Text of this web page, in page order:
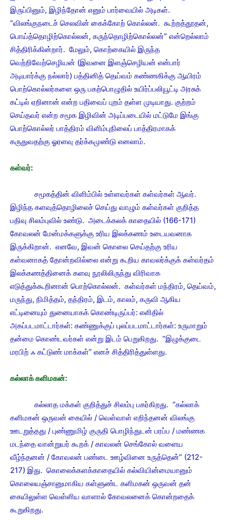
இருப்பினும், இழிந்தோன் எனும் பார்வையில் அடிகள்.
“விலங்குநடைச் செலவின் கைக்கோற் கொல்லன். கூற்றத்தூதன்,
பொய்த்தொழிற்கொல்லன், கருந்தொழிற்கொல்லன்” என்றெல்லாம்
சித்திரிக்கின்றார். மேலும், கொற்கையில் இருந்த
வெற்றிவேற்செழியன் (இவனை இளஞ்செழியன் என்பார்
அடியார்க்கு நல்லார்) பத்தினித் தெய்வம் கண்ணகிக்கு ஆயிரம்
பொற்கொல்லர்களை ஒரு பகற்பொழுதில் உயிர்ப்பலியூட்டி அரசுக்
கட்டில் ஏறினான் என்ற பதிவைப் புறம் தள்ள முடியாது. குற்றம்
செய்தவர் என்ற சமூக இழிவின் அடிப்படையில் மட்டுமே இங்கு
பொற்கொல்லர் பாத்திரம் விளிம்புநிலைப் பாத்திரமாகக்
கருதுவதற்கு ஓரளவு தர்க்கமுண்டு எனலாம்.
கள்வர்:
சமூகத்தின் விளிம்பில் உள்ளவர்கள் கள்வர்கள் ஆவர்.
இழிந்த களவுத்தொழிலைச் செய்து வாழும் கள்வர்கள் குறித்த
பதிவு சிலம்புவில் உண்டு. அடைக்கலக் காதையில் (166-171)
கோவலன் மேன்மக்களுக்கு உரிய இலக்கணம் உடையவனாக
இருக்கிறான். எனவே, இவன் கொலை செய்தற்கு உரிய
கள்வனாகத் தோன்றவில்லை என்று கூறிய காவலர்க்குக் கள்வர்தம்
இலக்கணத்தினைக் களவு நூலிலிருந்து விரிவாக
எடுத்துக்கூறினான் பொற்கொல்லன். கள்வர்கள் மந்திரம், தெய்வம்,
மருந்து, நிமித்தம், தந்திரம், இடம், காலம், கருவி ஆகிய
எட்டினையும் துனையாகக் கொண்டிருப்பர்: எளிதில்
அகப்படமாட்டார்கள்: கண்ணுக்குப் புலப்படமாட்டார்கள்: உருமாறும்
தன்மை கொண்டவர்கள் என்று இடம் பெறுகிறது. “இழுக்குடை
மரபிற் ஃ கட்டுண் மாக்கள்” எனச் சித்திரித்துள்ளது.
கல்லாக் களிமகன்:
கல்லாத மக்கள் குறித்துச் சிலம்பு பகர்கிறது. “கல்லாக்
களிமகன் ஒருவன் கையில் / வெள்வாள் எறிந்தனன் விலங்கு
ஊடறுத்தது / புண்ணுமிழ் குருதி பொழிந்துடன் பரப்ப / மண்ணக
மடந்தை வான்றுயர் கூறக் / காவலன் செங்கோல் வளைய
வீழ்ந்தனன் / கோவலன் பண்டை ஊழ்வினை உருத்தென்” (212-
217) இது. கொலைக்களக்காதையில் கல்வியின்மையானும்
கொலையஞ்சானுமாகிய கள்ளுண்ட களிமகன் ஒருவன் தன்
கையிலுள்ள வெள்ளிய வாளால் கோவலனைக் கொன்றதைக்
கூறுகிறது.